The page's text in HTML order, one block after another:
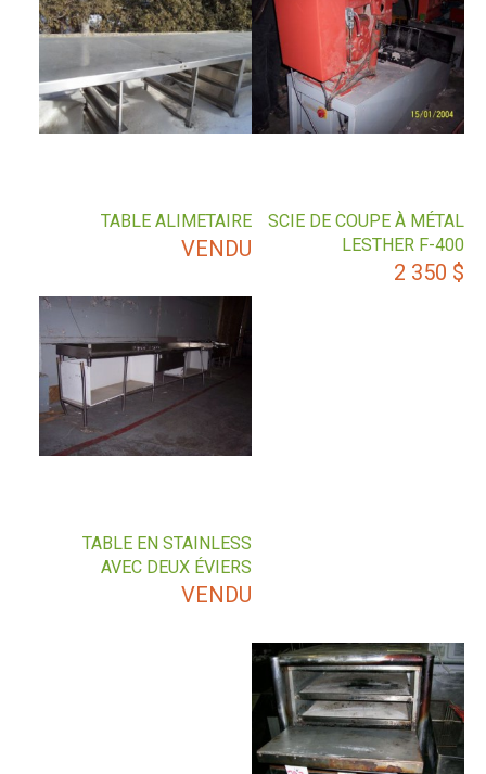
SCIE DE COUPE À MÉTAL
LESTHER F-400
2 350 $
TABLE ALIMETAIRE
VENDU
TABLE EN STAINLESS
AVEC DEUX ÉVIERS
VENDU